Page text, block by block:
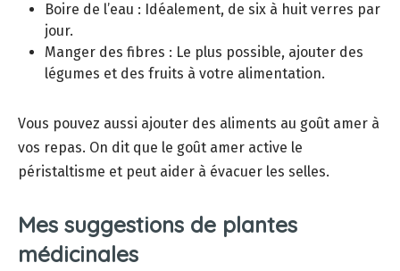
Boire de l’eau : Idéalement, de six à huit verres par
jour.
Manger des fibres : Le plus possible, ajouter des
légumes et des fruits à votre alimentation.
Vous pouvez aussi ajouter des aliments au goût amer à
vos repas. On dit que le goût amer active le
péristaltisme et peut aider à évacuer les selles.
Mes suggestions de plantes
médicinales